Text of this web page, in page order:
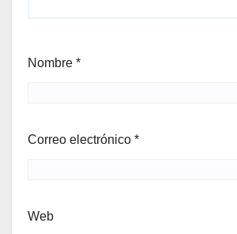
Nombre *
Correo electrónico *
Web